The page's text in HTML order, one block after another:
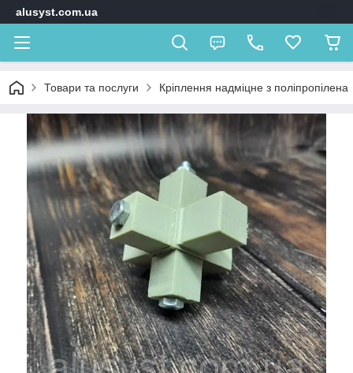
alusyst.com.ua
Товари та послуги Кріплення надміцне з поліпропілена